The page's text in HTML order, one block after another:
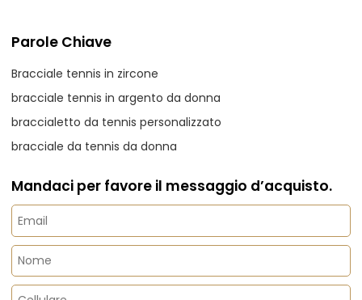
Parole Chiave
Bracciale tennis in zircone
bracciale tennis in argento da donna
braccialetto da tennis personalizzato
bracciale da tennis da donna
Mandaci per favore il messaggio d’acquisto.